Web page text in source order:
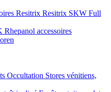
Resitrix Resitrix SKW Full
Rhepanol accessoires
Occultation Stores vénitiens,